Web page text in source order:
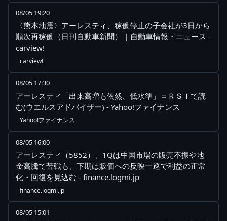
08/05 19:20
〈熊本地震〉アーレスティ、稼働停止の子会社が3日から
順次再稼働（日刊自動車新聞） | 自動車情報・ニュース -
carview!
carview!
08/05 17:30
アーレスティ「出来高増も依然、低水準」＝ＲＳＩで読
む(ウエルスアドバイザー) - Yahoo!ファイナンス
Yahoo!ファイナンス
08/05 16:00
アーレスティ（5852）、1Qは中国市場の販売不振や地
金高騰で苦戦も、下期は販価への反映一巡で利益の正常
化・回復を見込む - finance.logmi.jp
finance.logmi.jp
08/05 15:01